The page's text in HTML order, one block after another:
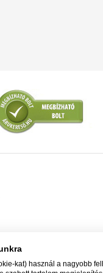
kat) használ a nagyobb